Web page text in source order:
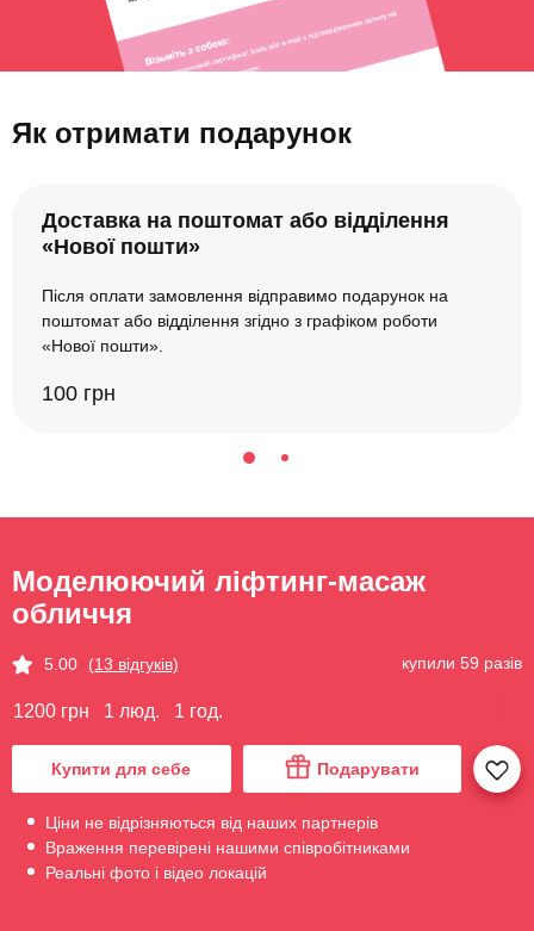
Як отримати подарунок
Доставка на поштомат або відділення
«Нової пошти»
Після оплати замовлення відправимо подарунок на
поштомат або відділення згідно з графіком роботи
«Нової пошти».
100 грн
Моделюючий ліфтинг-масаж
обличчя
5.00 (13 відгуків) купили 59 разів
1200 грн 1 люд. 1 год.
Купити для себе Подарувати
Ціни не відрізняються від наших партнерів
Враження перевірені нашими співробітниками
Реальні фото і відео локацій